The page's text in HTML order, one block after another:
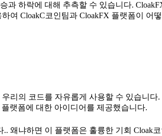
과 하락에 대해 추측할 수 있습니다.
여 CloakC코인팀과 CloakFX 플랫폼이 어
리의 코드를 자유롭게 사용할 수 있습니다.
랫폼에 대한 아이디어를 제공했습니다.
왜냐하면 이 플랫폼은 훌륭한 기회 Cloak코